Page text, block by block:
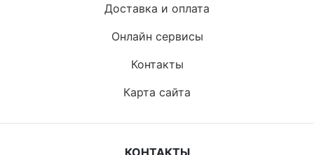
Доставка и оплата
Онлайн сервисы
Контакты
Карта сайта
КОНТАКТЫ